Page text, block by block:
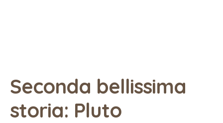
Seconda bellissima
storia: Pluto